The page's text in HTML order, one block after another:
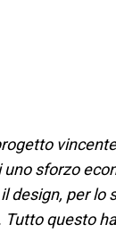
sforzo
design, per lo
Tutto questo